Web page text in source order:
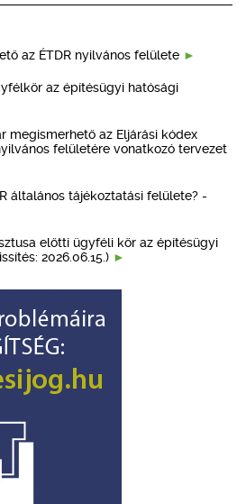
az ÉTDR nyilvános felülete
az építésügyi hatósági
megismerhető az Eljárási kódex
felületére vonatkozó tervezet
általános tájékoztatási felülete? -
előtti ügyféli kör az építésügyi
2026.06.15.)